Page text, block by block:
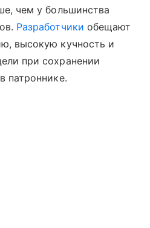
чем у большинства
Разработчики обещают
высокую кучность и
при сохранении
патроннике.